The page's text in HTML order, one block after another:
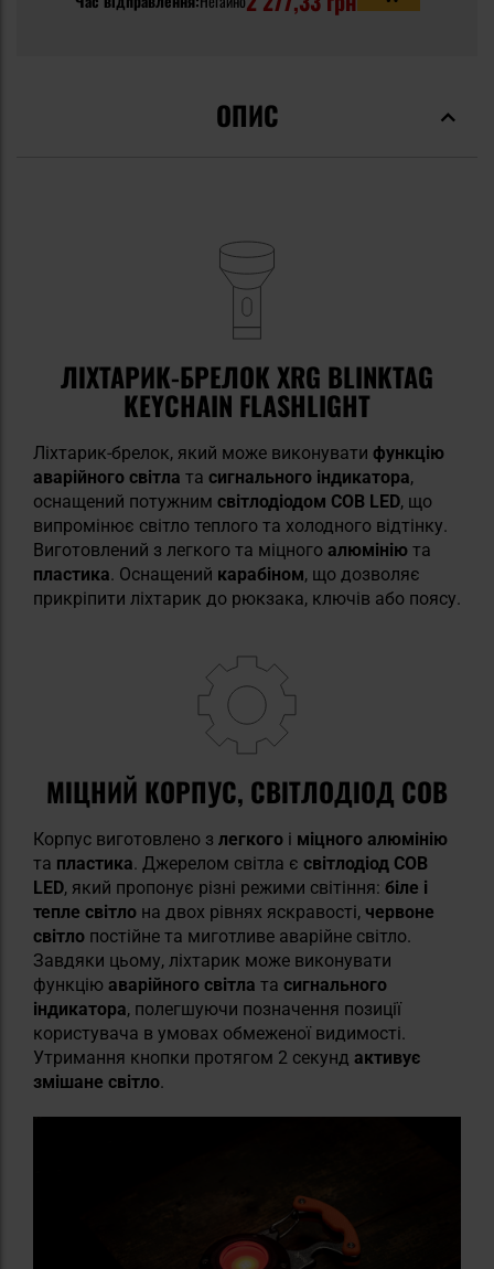
ОПИС
ЛІХТАРИК-БРЕЛОК XRG BLINKTAG
KEYCHAIN FLASHLIGHT
Ліхтарик-брелок, який може виконувати функцію
аварійного світла та сигнального індикатора,
оснащений потужним світлодіодом COB LED, що
випромінює світло теплого та холодного відтінку.
Виготовлений з легкого та міцного алюмінію та
пластика. Оснащений карабіном, що дозволяє
прикріпити ліхтарик до рюкзака, ключів або поясу.
МІЦНИЙ КОРПУС, СВІТЛОДІОД COB
Корпус виготовлено з легкого і міцного алюмінію
та пластика. Джерелом світла є світлодіод COB
LED, який пропонує різні режими світіння: біле і
тепле світло на двох рівнях яскравості, червоне
світло постійне та миготливе аварійне світло.
Завдяки цьому, ліхтарик може виконувати
функцію аварійного світла та сигнального
індикатора, полегшуючи позначення позиції
користувача в умовах обмеженої видимості.
Утримання кнопки протягом 2 секунд активує
змішане світло.